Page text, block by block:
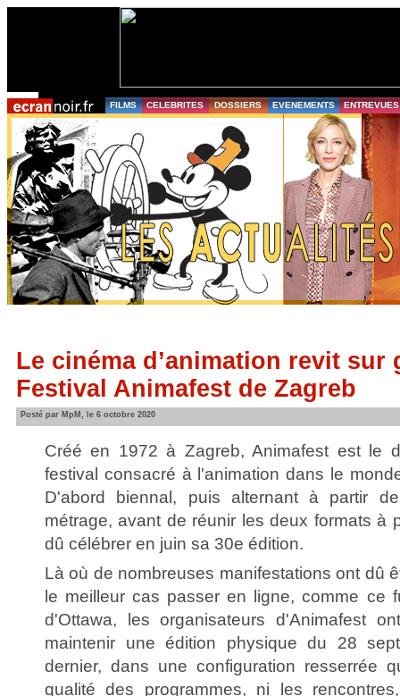
FILMS CELEBRITES DOSSIERS EVENEMENTS ENTREVUES
Le cinéma d’animation revit sur
Festival Animafest de Zagreb
Posté par MpM, le 6 octobre 2020
Créé en 1972 à Zagreb, Animafest est le
festival consacré à l'animation dans le
D'abord biennal, puis alternant à partir
métrage, avant de réunir les deux formats à
dû célébrer en juin sa 30e édition.
Là où de nombreuses manifestations ont dû
le meilleur cas passer en ligne, comme ce
d'Ottawa, les organisateurs d'Animafest
maintenir une édition physique du 28
dernier, dans une configuration resserrée
qualité des programmes, ni les